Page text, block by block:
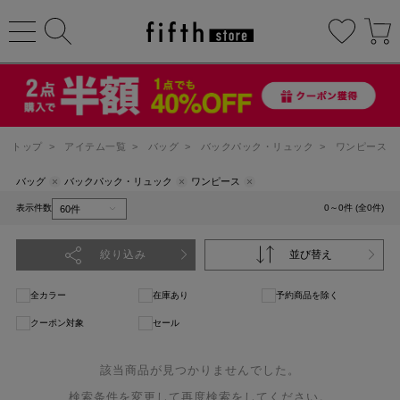
トップ > アイテム一覧 > バッグ > バックパック・リュック > ワンピース
バッグ バックパック・リュック ワンピース
表示件数 0～0件 (全0件)
絞り込み 並び替え
全カラー 在庫あり 予約商品を除く
クーポン対象 セール
該当商品が見つかりませんでした。
検索条件を変更して再度検索をしてください。